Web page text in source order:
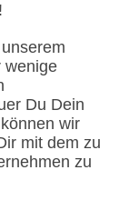
wenige
Du Dein
wir
mit dem zu
zu